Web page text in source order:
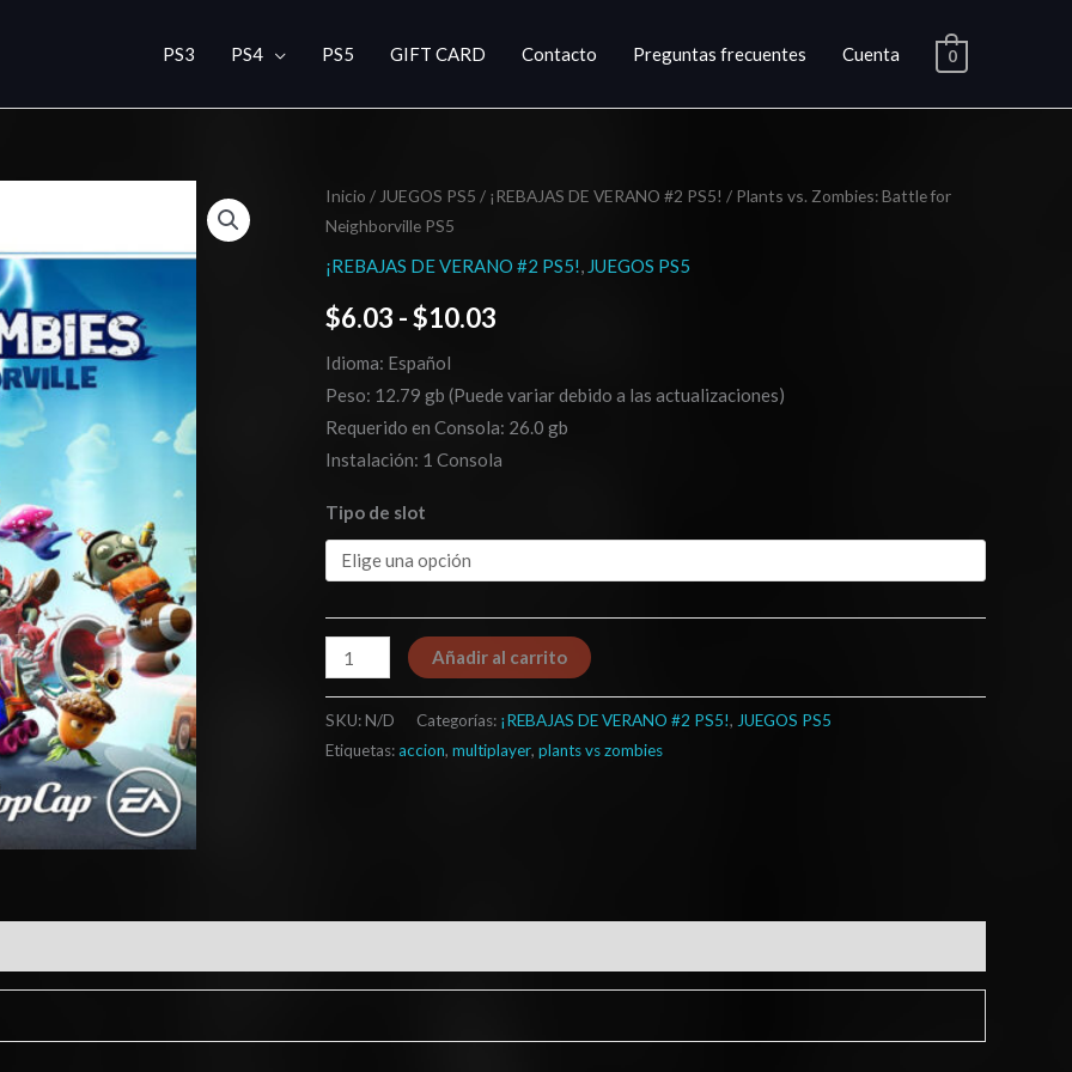
PS3 PS4 PS5 GIFT CARD Contacto Preguntas frecuentes Cuenta 0
Inicio / JUEGOS PS5 / ¡REBAJAS DE VERANO #2 PS5! / Plants vs. Zombies: Battle for
Neighborville PS5
¡REBAJAS DE VERANO #2 PS5!, JUEGOS PS5
$6.03 -$10.03
Rango
de
$6.03
hasta
Idioma: Español
Peso: 12.79 gb (Puede variar debido a las actualizaciones)
Requerido en Consola: 26.0 gb
Instalación: 1 Consola
Tipo de slot
Plants
vs.
Zombies:
for
Neighborville
PS5
cantidad
Añadir al carrito
SKU:N/D Categorías: ¡REBAJAS DE VERANO #2 PS5!, JUEGOS PS5
Etiquetas:accion, multiplayer, plants vs zombies